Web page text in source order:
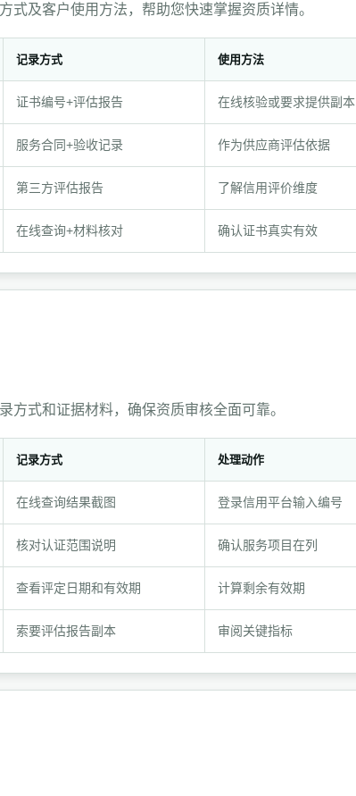
及客户使用方法，帮助您快速掌握资质详情。
记录方式 使用方法
证书编号+评估报告 在线核验或要求提供副本
服务合同+验收记录 作为供应商评估依据
第三方评估报告 了解信用评价维度
在线查询+材料核对 确认证书真实有效
式和证据材料，确保资质审核全面可靠。
记录方式 处理动作
在线查询结果截图 登录信用平台输入编号
核对认证范围说明 确认服务项目在列
查看评定日期和有效期 计算剩余有效期
索要评估报告副本 审阅关键指标